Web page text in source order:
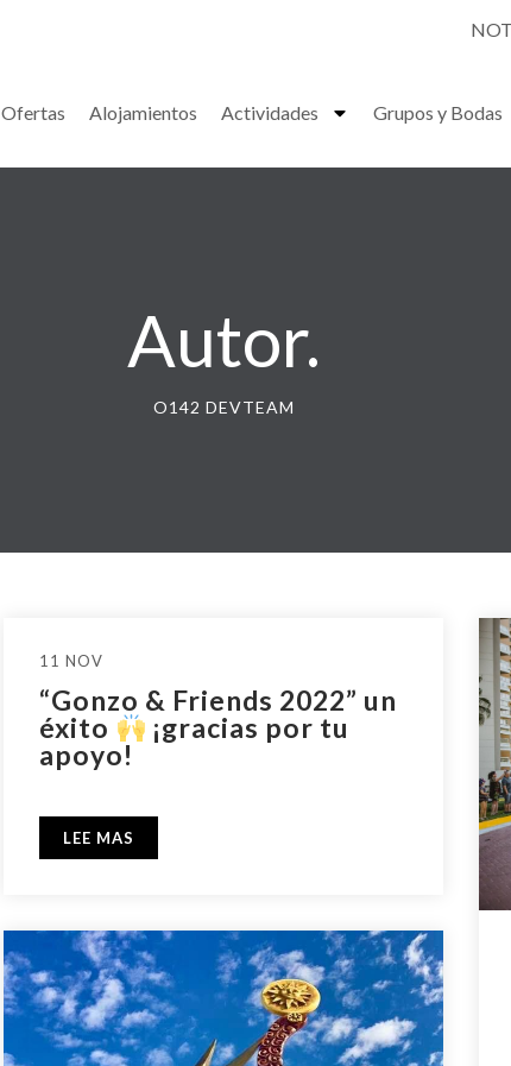
Ofertas Alojamientos Actividades Grupos y Bodas
Autor.
O142 DEVTEAM
11 NOV
“Gonzo & Friends 2022” un
éxito
¡gracias por tu
apoyo!
LEE MAS